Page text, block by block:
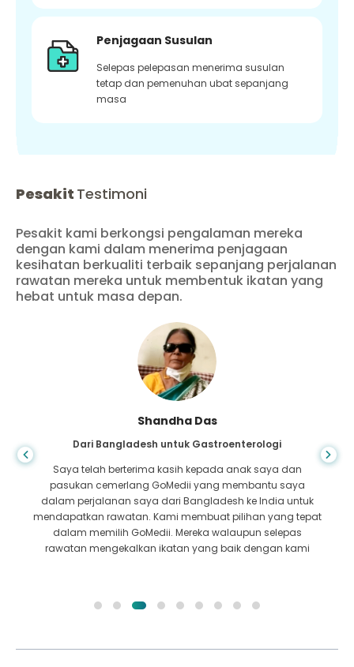
Penjagaan Susulan
Selepas pelepasan menerima susulan
tetap dan pemenuhan ubat sepanjang
masa
Pesakit Testimoni
Pesakit kami berkongsi pengalaman mereka
dengan kami dalam menerima penjagaan
kesihatan berkualiti terbaik sepanjang perjalanan
rawatan mereka untuk membentuk ikatan yang
hebat untuk masa depan.
Shandha Das
Dari Bangladesh untuk Gastroenterologi
Saya telah berterima kasih kepada anak saya dan
pasukan cemerlang GoMedii yang membantu saya
dalam perjalanan saya dari Bangladesh ke India untuk
mendapatkan rawatan. Kami membuat pilihan yang tepat
dalam memilih GoMedii. Mereka walaupun selepas
rawatan mengekalkan ikatan yang baik dengan kami